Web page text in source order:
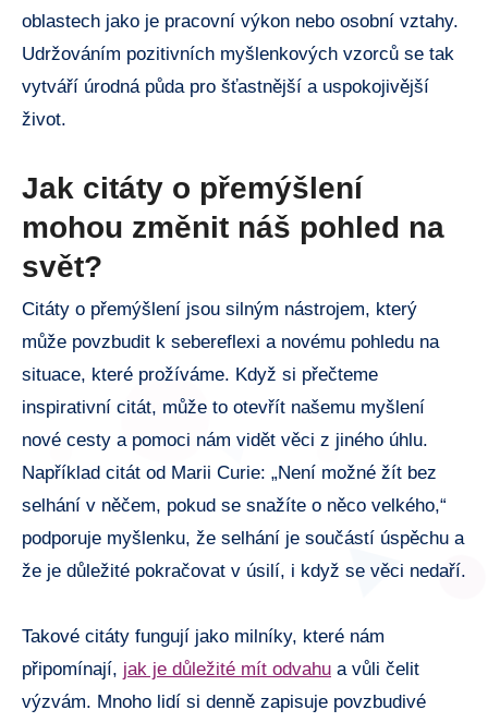
oblastech jako je pracovní výkon nebo osobní vztahy.
Udržováním pozitivních myšlenkových vzorců se tak
vytváří úrodná půda pro šťastnější a uspokojivější
život.
Jak citáty o přemýšlení
mohou změnit náš pohled na
svět?
Citáty o přemýšlení jsou silným nástrojem, který
může povzbudit k sebereflexi a novému pohledu na
situace, které prožíváme. Když si přečteme
inspirativní citát, může to otevřít našemu myšlení
nové cesty a pomoci nám vidět věci z jiného úhlu.
Například citát od Marii Curie: „Není možné žít bez
selhání v něčem, pokud se snažíte o něco velkého,“
podporuje myšlenku, že selhání je součástí úspěchu a
že je důležité pokračovat v úsilí, i když se věci nedaří.
Takové citáty fungují jako milníky, které nám
připomínají, jak je důležité mít odvahu a vůli čelit
výzvám. Mnoho lidí si denně zapisuje povzbudivé